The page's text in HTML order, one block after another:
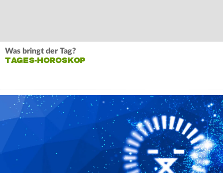
Was bringt der Tag?
TAGES-HOROSKOP